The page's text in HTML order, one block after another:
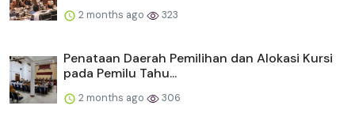
2 months ago 323
Penataan Daerah Pemilihan dan Alokasi Kursi
pada Pemilu Tahu...
2 months ago 306